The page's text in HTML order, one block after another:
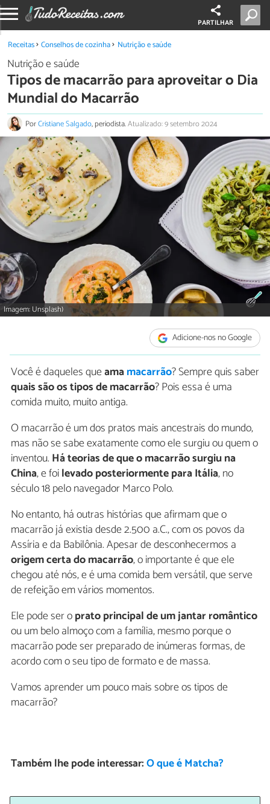
PARTILHAR
Receitas Conselhos de cozinha Nutrição e saúde
Nutrição e saúde
Tipos de macarrão para aproveitar o Dia
Mundial do Macarrão
PorCristiane Salgado, periodista.Atualizado: 9 setembro 2024
Imagem: Unsplash)
Adicione-nos no Google
Você é daqueles queamamacarrão? Sempre quis saber
quais são os tipos de macarrão? Pois essa é uma
comida muito, muito antiga.
O macarrão é um dos pratos mais ancestrais do mundo,
mas não se sabe exatamente como ele surgiu ou quem o
inventou. Há teorias de que o macarrão surgiu na
China, e foilevado posteriormente para Itália, no
século 18 pelo navegador Marco Polo.
No entanto, há outras histórias que afirmam que o
macarrão já existia desde 2.500 a.C., com os povos da
Assíria e da Babilônia. Apesar de desconhecermos a
origem certa do macarrão, o importante é que ele
chegou até nós, e é uma comida bem versátil, que serve
de refeição em vários momentos.
Ele pode ser oprato principal de um jantar romântico
ou um belo almoço com a família, mesmo porque o
macarrão pode ser preparado de inúmeras formas, de
acordo com o seu tipo de formato e de massa.
Vamos aprender um pouco mais sobre os tipos de
macarrão?
Também lhe pode interessar:O que é Matcha?